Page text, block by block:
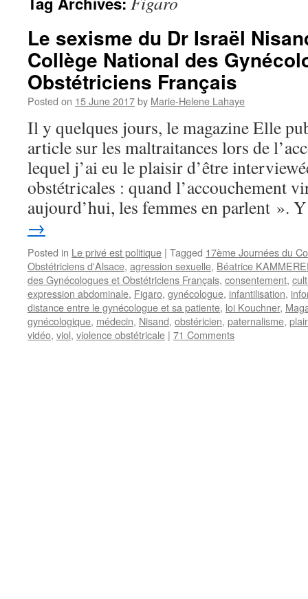
Le sexisme du Dr Israël
Collège National des
Obstétriciens Français
Posted on 15 June 2017by Marie-Helene Lahaye
Il y quelques jours, le magazine Elle
article sur les maltraitances lors de
lequel j’ai eu le plaisir d’être
obstétricales : quand l’accouchement
aujourd’hui, les femmes en parlent ».
→
Posted in Le privé est politique | Tagged 17ème Journées du
Obstétriciens d'Alsace, agression sexuelle, Béatrice
des Gynécologues et Obstétriciens Français, consentement,
expression abdominale, Figaro, gynécologue, infantilisation,
distance entre le gynécologue et sa patiente, loi Kouchner,
gynécologique, médecin, Nisand, obstéricien, paternalisme,
vidéo, viol, violence obstétricale | 71 Comments